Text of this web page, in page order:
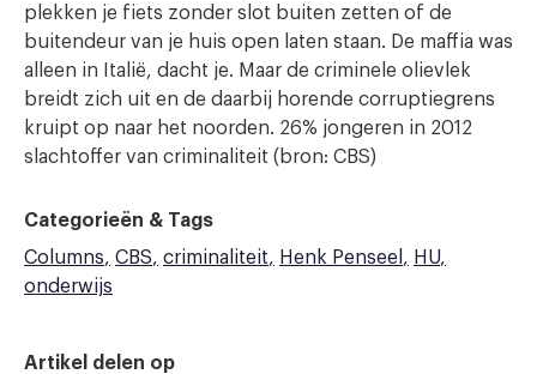
plekken je fiets zonder slot buiten zetten of de
buitendeur van je huis open laten staan. De maffia was
alleen in Italië, dacht je. Maar de criminele olievlek
breidt zich uit en de daarbij horende corruptiegrens
kruipt op naar het noorden. 26% jongeren in 2012
slachtoffer van criminaliteit (bron: CBS)
Categorieën & Tags
Columns
CBS criminaliteit Henk Penseel
HU
onderwijs
Artikel delen op